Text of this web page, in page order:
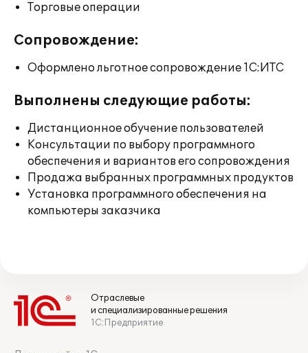
Торговые операции
Сопровождение:
Оформлено льготное сопровождение 1С:ИТС
Выполнены следующие работы:
Дистанционное обучение пользователей
Консультации по выбору программного
обеспечения и вариантов его сопровождения
Продажа выбранных программных продуктов
Установка программного обеспечения на
компьютеры заказчика
Отраслевые
и специализированные решения
1С:Предприятие